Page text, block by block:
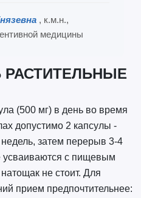
, к.м.н.,
медицины
РАСТИТЕЛЬНЫЕ
(500 мг) в день во время
допустимо 2 капсулы -
затем перерыв 3-4
с пищевым
не стоит. Для
прием предпочтительнее: